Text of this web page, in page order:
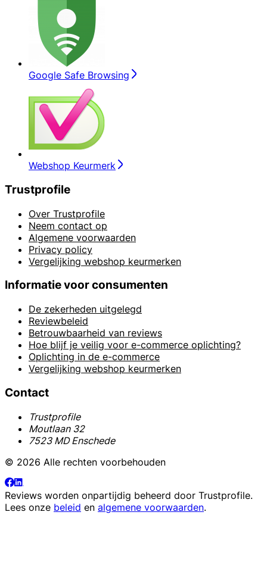
Google Safe Browsing
Webshop Keurmerk
Trustprofile
Over Trustprofile
Neem contact op
Algemene voorwaarden
Privacy policy
Vergelijking webshop keurmerken
Informatie voor consumenten
De zekerheden uitgelegd
Reviewbeleid
Betrouwbaarheid van reviews
Hoe blijf je veilig voor e-commerce oplichting?
Oplichting in de e-commerce
Vergelijking webshop keurmerken
Contact
Trustprofile
Moutlaan 32
7523 MD Enschede
© 2026 Alle rechten voorbehouden
Reviews worden onpartijdig beheerd door Trustprofile.
Lees onze beleid en algemene voorwaarden.